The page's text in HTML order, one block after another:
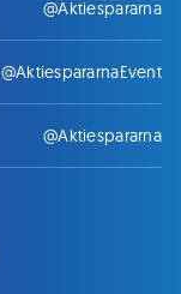
@Aktiespararna
@AktiespararnaEvent
@Aktiespararna